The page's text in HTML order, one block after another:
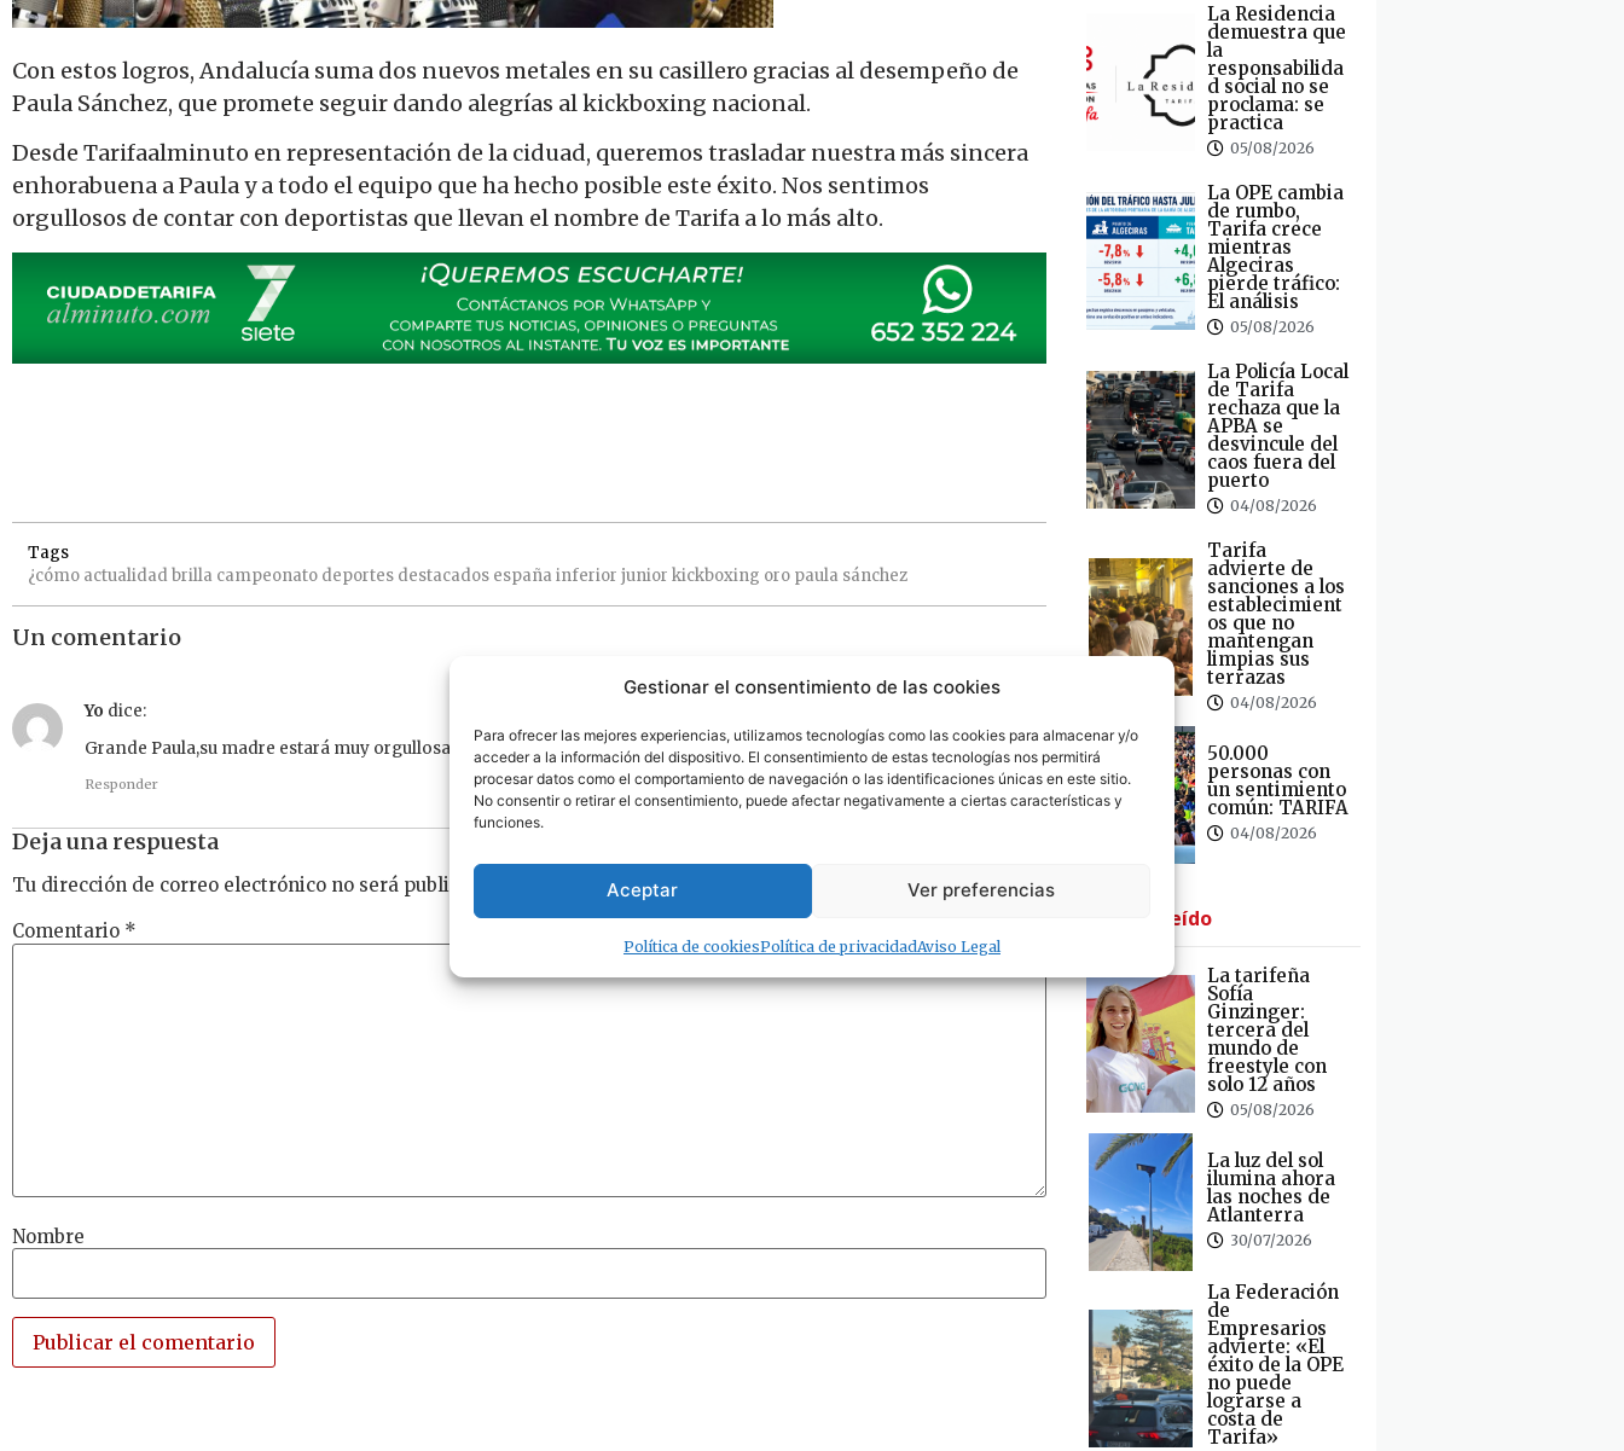
Gestionar el consentimiento de las cookies
Para ofrecer las mejores experiencias, utilizamos tecnologías como las cookies para almacenar y/o
acceder a la información del dispositivo. El consentimiento de estas tecnologías nos permitirá
procesar datos como el comportamiento de navegación o las identificaciones únicas en este sitio.
No consentir o retirar el consentimiento, puede afectar negativamente a ciertas características y
funciones.
Aceptar Ver preferencias
Política de cookiesPolítica de privacidadAviso Legal
Con estos logros, Andalucía suma dos nuevos metales en su casillero gracias al desempeño de
Paula Sánchez, que promete seguir dando alegrías al kickboxing nacional.
Desde Tarifaalminuto en representación de la ciduad, queremos trasladar nuestra más sincera
enhorabuena a Paula y a todo el equipo que ha hecho posible este éxito. Nos sentimos
orgullosos de contar con deportistas que llevan el nombre de Tarifa a lo más alto.
Tags
¿cómo actualidad brilla campeonato deportes destacados españa inferior junior kickboxing oro paula sánchez
Un comentario
Yo dice:
Grande Paula,su madre estará muy orgullosa de ella.
Responder
Deja una respuesta
Tu dirección de correo electrónico no será publicada. Los campos obligatorios están marcados con*
Comentario *
Nombre
La Residencia
demuestra que
la
responsabilida
d social no se
proclama: se
practica
05/08/2026
La OPE cambia
de rumbo,
Tarifa crece
mientras
Algeciras
pierde tráfico:
El análisis
05/08/2026
La Policía Local
de Tarifa
rechaza que la
APBA se
desvincule del
caos fuera del
puerto
04/08/2026
Tarifa
advierte de
sanciones a los
establecimient
os que no
mantengan
limpias sus
terrazas
04/08/2026
50.000
personas con
un sentimiento
común: TARIFA
04/08/2026
· Lo + Leído
La tarifeña
Sofía
Ginzinger:
tercera del
mundo de
freestyle con
solo 12 años
05/08/2026
La luz del sol
ilumina ahora
las noches de
Atlanterra
30/07/2026
La Federación
de
Empresarios
advierte: «El
éxito de la OPE
no puede
lograrse a
costa de
Tarifa»